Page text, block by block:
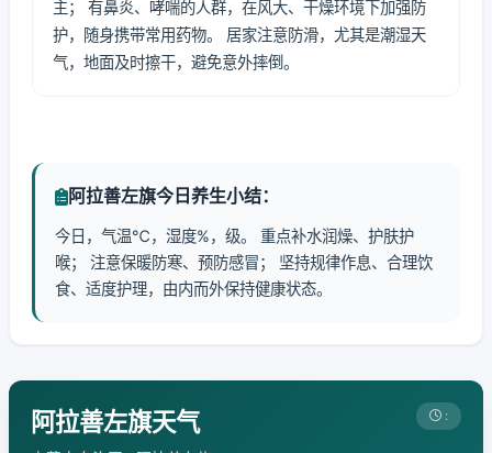
主； 有鼻炎、哮喘的人群，在风大、干燥环境下加强防
护，随身携带常用药物。 居家注意防滑，尤其是潮湿天
气，地面及时擦干，避免意外摔倒。
阿拉善左旗今日养生小结：
今日，气温℃，湿度%，级。 重点补水润燥、护肤护
喉； 注意保暖防寒、预防感冒； 坚持规律作息、合理饮
食、适度护理，由内而外保持健康状态。
阿拉善左旗天气 :